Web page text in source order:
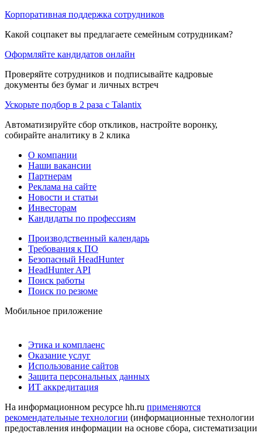
Корпоративная поддержка сотрудников
Какой соцпакет вы предлагаете семейным сотрудникам?
Оформляйте кандидатов онлайн
Проверяйте сотрудников и подписывайте кадровые
документы без бумаг и личных встреч
Ускорьте подбор в 2 раза с Talantix
Автоматизируйте сбор откликов, настройте воронку,
собирайте аналитику в 2 клика
О компании
Наши вакансии
Партнерам
Реклама на сайте
Новости и статьи
Инвесторам
Кандидаты по профессиям
Производственный календарь
Требования к ПО
Безопасный HeadHunter
HeadHunter API
Поиск работы
Поиск по резюме
Мобильное приложение
Этика и комплаенс
Оказание услуг
Использование сайтов
Защита персональных данных
ИТ аккредитация
На информационном ресурсе hh.ru применяются
рекомендательные технологии (информационные технологии
предоставления информации на основе сбора, систематизации